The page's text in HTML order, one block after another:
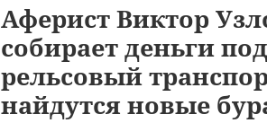
Аферист Виктор
собирает деньги
рельсовый
найдутся новые